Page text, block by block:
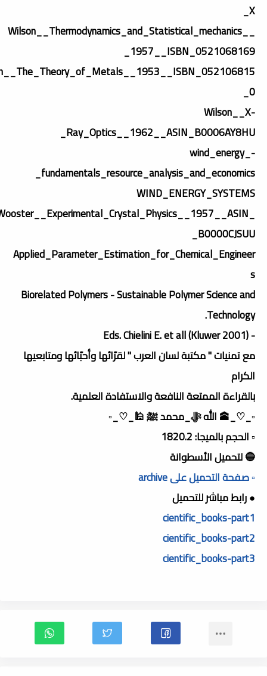
X_
Wilson__Thermodynamics_and_Statistical_mechanics__
1957__ISBN_0521068169_
0_
Wilson__X-
Ray_Optics__1962__ASIN_B0006AY8HU_
wind_energy_-
_fundamentals_resource_analysis_and_economics
WIND_ENERGY_SYSTEMS
B0000CJSUU_
Applied_Parameter_Estimation_for_Chemical_Engineer
s
Biorelated Polymers - Sustainable Polymer Science and
Technology.
- Eds. Chielini E. et all (Kluwer 2001)
مع تمنيات " مكتبة لسان العرب " لقرّائها وأحبّائها ومتابعيها
الكرام
بالقراءة الممتعة النافعة والاستفادة العلمية.
▫️_♡_🕋 الله ﷻ_محمد ﷺ 🕌_♡_▫️
▫️ الحجم بالميجا: 1820.2
🔵 لتحميل الأسطوانة
▫️ صفحة التحميل على archive
● رابط مباشر للتحميل
cientific_books-part1
cientific_books-part2
cientific_books-part3